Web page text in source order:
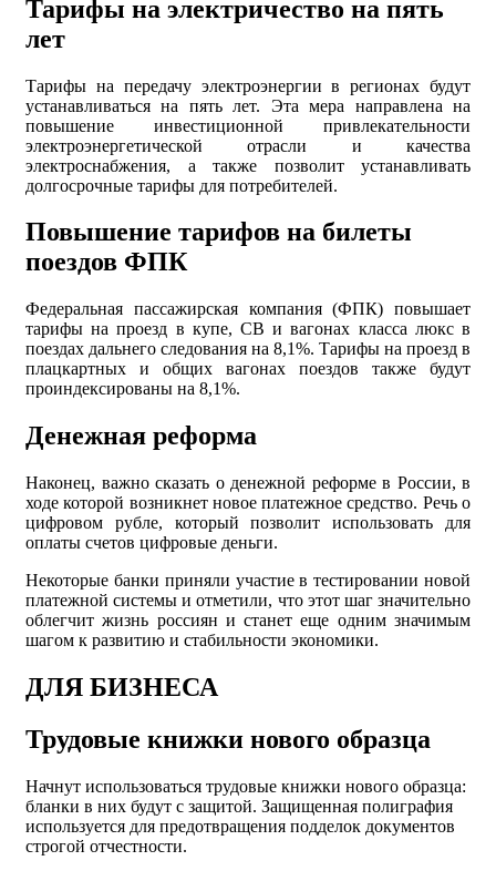
Тарифы на электричество на пять
лет
Тарифы на передачу электроэнергии в регионах будут
устанавливаться на пять лет. Эта мера направлена на
повышение инвестиционной привлекательности
электроэнергетической отрасли и качества
электроснабжения, а также позволит устанавливать
долгосрочные тарифы для потребителей.
Повышение тарифов на билеты
поездов ФПК
Федеральная пассажирская компания (ФПК) повышает
тарифы на проезд в купе, СВ и вагонах класса люкс в
поездах дальнего следования на 8,1%. Тарифы на проезд в
плацкартных и общих вагонах поездов также будут
проиндексированы на 8,1%.
Денежная реформа
Наконец, важно сказать о денежной реформе в России, в
ходе которой возникнет новое платежное средство. Речь о
цифровом рубле, который позволит использовать для
оплаты счетов цифровые деньги.
Некоторые банки приняли участие в тестировании новой
платежной системы и отметили, что этот шаг значительно
облегчит жизнь россиян и станет еще одним значимым
шагом к развитию и стабильности экономики.
ДЛЯ БИЗНЕСА
Трудовые книжки нового образца
Начнут использоваться трудовые книжки нового образца:
бланки в них будут с защитой. Защищенная полиграфия
используется для предотвращения подделок документов
строгой отчестности.